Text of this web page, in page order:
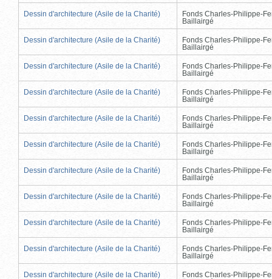
Dessin d'architecture (Asile de la Charité)
Fonds Charles-Philippe-
Baillairgé
Dessin d'architecture (Asile de la Charité)
Fonds Charles-Philippe-
Baillairgé
Dessin d'architecture (Asile de la Charité)
Fonds Charles-Philippe-
Baillairgé
Dessin d'architecture (Asile de la Charité)
Fonds Charles-Philippe-
Baillairgé
Dessin d'architecture (Asile de la Charité)
Fonds Charles-Philippe-
Baillairgé
Dessin d'architecture (Asile de la Charité)
Fonds Charles-Philippe-
Baillairgé
Dessin d'architecture (Asile de la Charité)
Fonds Charles-Philippe-
Baillairgé
Dessin d'architecture (Asile de la Charité)
Fonds Charles-Philippe-
Baillairgé
Dessin d'architecture (Asile de la Charité)
Fonds Charles-Philippe-
Baillairgé
Dessin d'architecture (Asile de la Charité)
Fonds Charles-Philippe-
Baillairgé
Dessin d'architecture (Asile de la Charité)
Fonds Charles-Philippe-